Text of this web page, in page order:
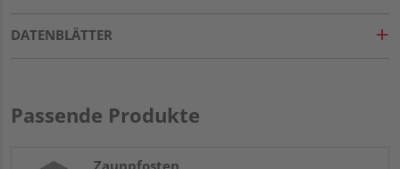
DATENBLÄTTER
Passende Produkte
Zaunpfosten